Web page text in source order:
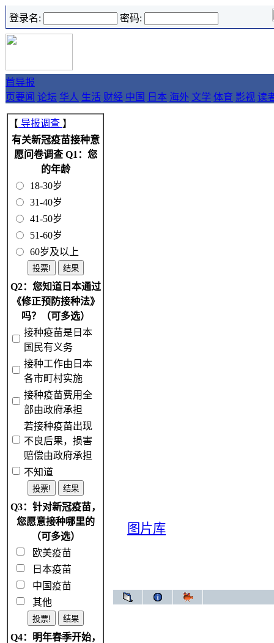
登录名: 密码:
首
页
导报
要闻 论坛 华人 生活 财经 中国 日本 海外 文学 体育 影视 读
【 导报调查 】
有关新冠疫苗接种意
愿问卷调查 Q1：您
的年龄
18-30岁
31-40岁
41-50岁
51-60岁
60岁及以上
Q2：您知道日本通过
《修正预防接种法》
吗？（可多选）
接种疫苗是日本
国民有义务
接种工作由日本
各市町村实施
接种疫苗费用全
部由政府承担
若接种疫苗出现
不良后果，损害
赔偿由政府承担
不知道
Q3：针对新冠疫苗，
您愿意接种哪里的
（可多选）
欧美疫苗
日本疫苗
中国疫苗
其他
Q4：明年春季开始，
图片库